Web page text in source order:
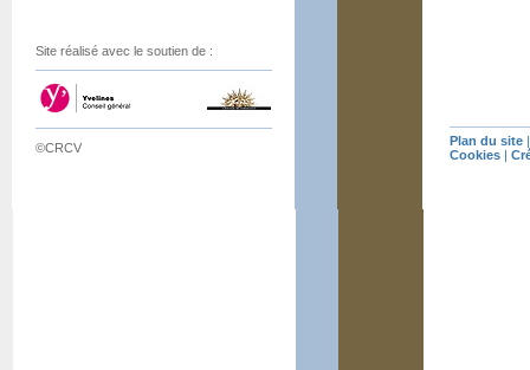
Site réalisé avec le soutien de :
©CRCV Plan du site
Cookies |